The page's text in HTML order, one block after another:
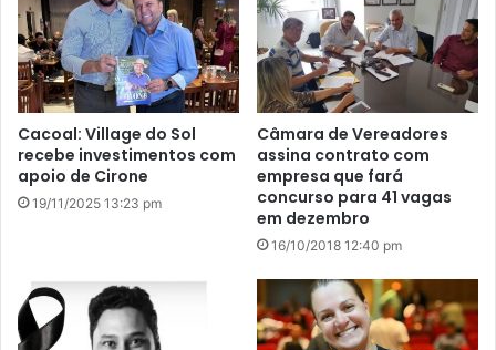
Cacoal: Village do Sol
recebe investimentos com
apoio de Cirone
19/11/2025 13:23 pm
Câmara de Vereadores
assina contrato com
empresa que fará
concurso para 41 vagas
em dezembro
16/10/2018 12:40 pm